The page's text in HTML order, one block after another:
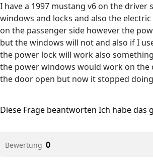
I have a 1997 mustang v6 on the driver
windows and locks and also the
on the passenger side however the
but the windows will not and also if I
the power lock will work also
the power windows would work on the
the door open but now it stopped
Diese Frage beantworten Ich habe das
Bewertung 0